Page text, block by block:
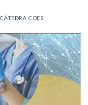
CÁTEDRA COES